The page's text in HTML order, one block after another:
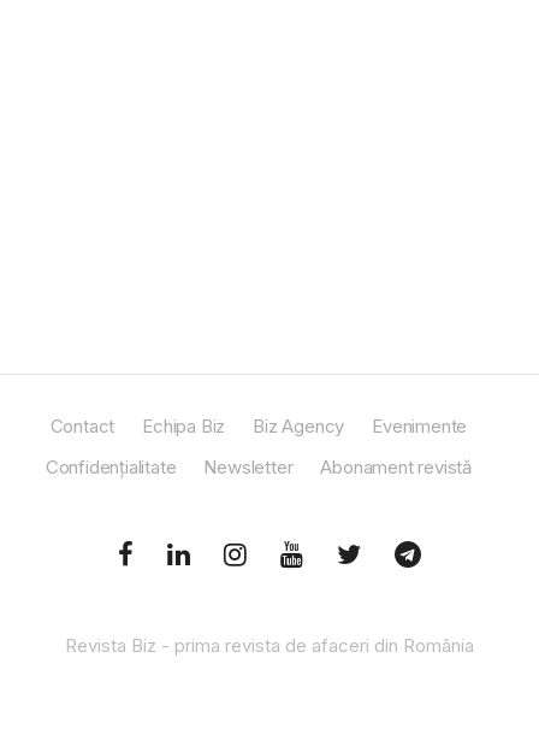
Contact Echipa Biz Biz Agency
Evenimente
Confidențialitate
Newsletter Abonament revistă
Revista Biz - prima revista de afaceri din România